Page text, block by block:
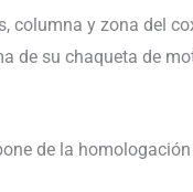
columna y zona del
de su chaqueta de
de la